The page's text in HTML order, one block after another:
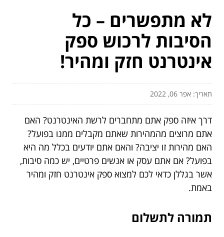
לא מתפשרים – כל
הסיבות לרכוש ספק
אינטרנט חזק ומהיר!
תאריך: אפר 06, 2022
דרך איזה ספק אתם מתחברים לרשת האינטרנט? האם
אתם מרוצים מהמהירות שאתם מקבלים ממנו בפועל?
האם מהירות זו יציבה? והאם אתם יודעים בכלל מה היא
בפועל? אם אתם עסק או אנשים פרטיים, יש כמה סיבות,
אשר בגללן כדאי לכם למצוא ספק אינטרנט חזק ומהיר
באמת.
תמורה לתשלום